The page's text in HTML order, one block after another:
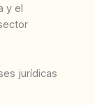
y el
jurídicas